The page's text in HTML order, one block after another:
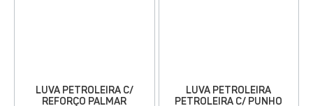
LUVA PETROLEIRA C/
REFORÇO PALMAR
LUVA PETROLEIRA
PETROLEIRA C/ PUNHO